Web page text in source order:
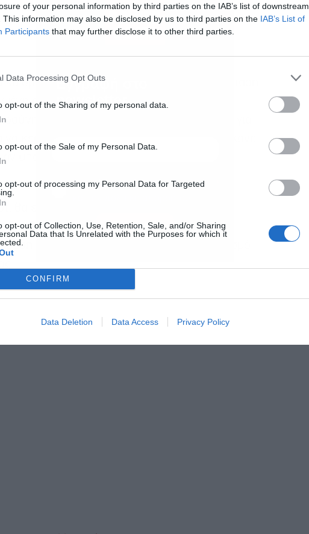
of your personal information by third parties on the IAB’s list of downstream
This information may also be disclosed by us to third parties on the IAB’s List of
Participants that may further disclose it to other third parties.
Data Processing Opt Outs
opt-out of the Sharing of my personal data.
opt-out of the Sale of my Personal Data.
opt-out of processing my Personal Data for Targeted
opt-out of Collection, Use, Retention, Sale, and/or Sharing
Data that Is Unrelated with the Purposes for which it
CONFIRM
Data Deletion Data Access Privacy Policy
όργανα του κόμματος. Όπως κάναμε πρόταση
από τη βάση– Κεντρική Επιτροπή του
του Προέδρου. Θα κάνω ό,τι μπορώ για
κερδίσει ο πρώην Πρόεδρος, ο οποίος έκανε
υπάρξει ΣΥΡΙΖΑ την επόμενη μέρα»,
θα είμαστε ενωμένοι και ενιαίοι, πως θα
θα κάνει πλιάτσικο. Εγώ πρότεινα στον
βάση. Δεν μπορώ να έχουμε συνέχεια διχασμό
Εγγραφή στο
newsletter
Αποδέχομαι τουςόρους χρήσης
Εγγραφή